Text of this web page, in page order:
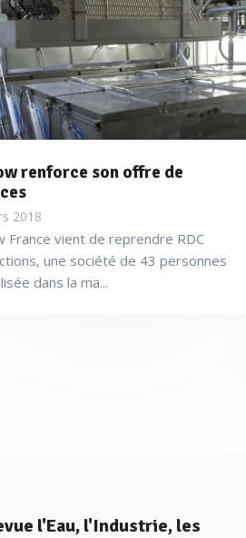
renforce son offre de
2018
France vient de reprendre RDC
une société de 43 personnes
dans la ma...
l'Eau, l'Industrie, les